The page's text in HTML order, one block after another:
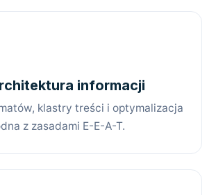
informacji
klastry treści i optymalizacja
z zasadami E-E-A-T.